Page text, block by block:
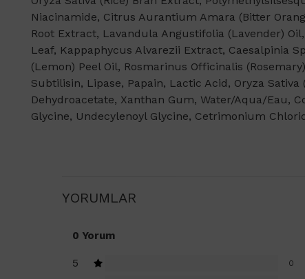
Niacinamide, Citrus Aurantium Amara (Bitter
Root Extract, Lavandula Angustifolia (Lavender)
Leaf, Kappaphycus Alvarezii Extract, Caesalpinia
(Lemon) Peel Oil, Rosmarinus Officinalis
Subtilisin, Lipase, Papain, Lactic Acid, Oryza
Dehydroacetate, Xanthan Gum, Water/Aqua/Eau,
Glycine, Undecylenoyl Glycine, Cetrimonium
YORUMLAR
0 Yorum
5 0